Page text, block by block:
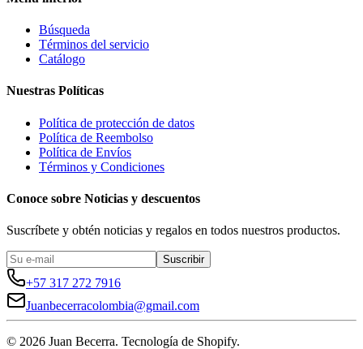
Búsqueda
Términos del servicio
Catálogo
Nuestras Políticas
Política de protección de datos
Política de Reembolso
Política de Envíos
Términos y Condiciones
Conoce sobre Noticias y descuentos
Suscríbete y obtén noticias y regalos en todos nuestros productos.
Suscribir
+57 317 272 7916
Juanbecerracolombia@gmail.com
© 2026 Juan Becerra. Tecnología de Shopify.